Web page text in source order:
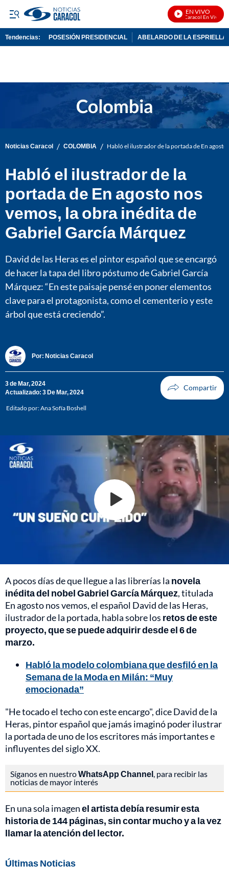
EN VIVO
Noticias Caracol En Vivo
Tendencias: POSESIÓN PRESIDENCIAL ABELARDO DE LA ESPRIELLA
Noticias Caracol / COLOMBIA / Habló el ilustrador de la portada de En
Habló el ilustrador de la
portada de En agosto nos
vemos, la obra inédita de
Gabriel García Márquez
David de las Heras es el pintor español que se encargó
de hacer la tapa del libro póstumo de Gabriel García
Márquez: “En este paisaje pensé en poner elementos
clave para el protagonista, como el cementerio y este
árbol que está creciendo”.
Por: Noticias Caracol
3 de Mar, 2024
Actualizado: 3 De Mar, 2024
Editado por:Ana Sofía Boshell
A pocos días de que llegue a las librerías la novela
inédita del nobel Gabriel García Márquez, titulada
En agosto nos vemos, el español David de las Heras,
ilustrador de la portada, habla sobre los retos de este
proyecto, que se puede adquirir desde el 6 de
marzo.
Habló la modelo colombiana que desfiló en la
Semana de la Moda en Milán: “Muy
emocionada”
"He tocado el techo con este encargo", dice David de la
Heras, pintor español que jamás imaginó poder ilustrar
la portada de uno de los escritores más importantes e
influyentes del siglo XX.
Síganos en nuestroWhatsApp Channel , para recibir las
noticias de mayor interés
En una sola imagenel artista debía resumir esta
historia de 144 páginas, sin contar mucho y a la vez
llamar la atención del lector.
Últimas Noticias